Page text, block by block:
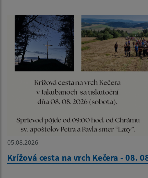
05.08.2026
Krížová cesta na vrch Kečera - 08.